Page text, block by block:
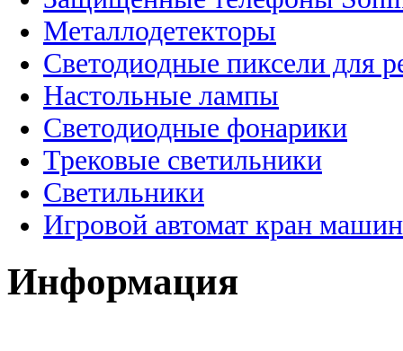
Металлодетекторы
Светодиодные пиксели для
Настольные лампы
Светодиодные фонарики
Трековые светильники
Светильники
Игровой автомат кран
Информация